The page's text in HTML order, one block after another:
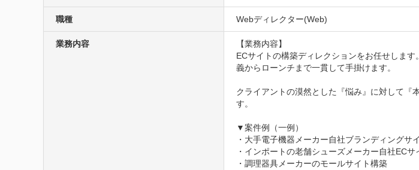
職種 Webディレクター(Web)
業務内容
【業務内容】
ECサイトの構築ディレクションをお任せしま
義からローンチまで一貫して手掛けます。
クライアントの漠然とした『悩み』に対して『
す。
▼案件例（一例）
・大手電子機器メーカー自社ブランディングサ
・インポートの老舗シューズメーカー自社ECサ
・調理器具メーカーのモールサイト構築